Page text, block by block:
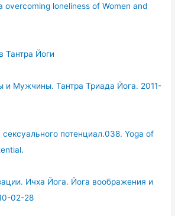
loneliness of Women and
Тантра Йоги
Мужчины. Тантра Триада Йога. 2011-
потенциал.038. Yoga of
Ичха Йога. Йога воображения и
02-28